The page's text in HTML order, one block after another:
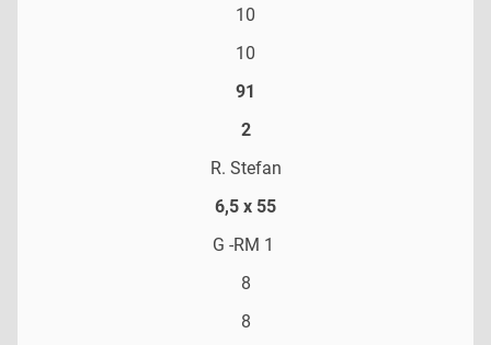
10
10
91
2
R. Stefan
6,5 x 55
G -RM 1
8
8